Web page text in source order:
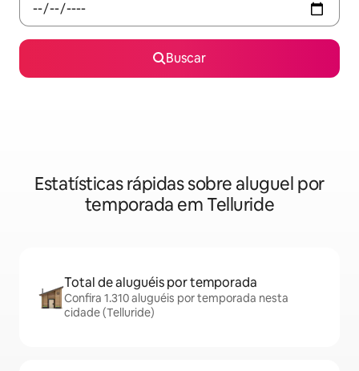
Buscar
Estatísticas rápidas sobre aluguel por
temporada em Telluride
Total de aluguéis por temporada
Confira 1.310 aluguéis por temporada nesta
cidade (Telluride)